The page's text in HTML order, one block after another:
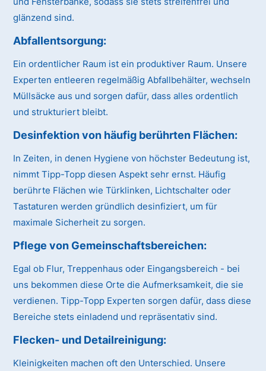
glänzend sind.
Abfallentsorgung:
Ein ordentlicher Raum ist ein produktiver Raum. Unsere
Experten entleeren regelmäßig Abfallbehälter, wechseln
Müllsäcke aus und sorgen dafür, dass alles ordentlich
und strukturiert bleibt.
Desinfektion von häufig berührten Flächen:
In Zeiten, in denen Hygiene von höchster Bedeutung ist,
nimmt Tipp-Topp diesen Aspekt sehr ernst. Häufig
berührte Flächen wie Türklinken, Lichtschalter oder
Tastaturen werden gründlich desinfiziert, um für
maximale Sicherheit zu sorgen.
Pflege von Gemeinschaftsbereichen:
Egal ob Flur, Treppenhaus oder Eingangsbereich - bei
uns bekommen diese Orte die Aufmerksamkeit, die sie
verdienen. Tipp-Topp Experten sorgen dafür, dass diese
Bereiche stets einladend und repräsentativ sind.
Flecken- und Detailreinigung:
Kleinigkeiten machen oft den Unterschied. Unsere